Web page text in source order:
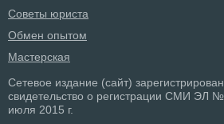
Советы юриста
Обмен опытом
Мастерская
Сетевое издание (сайт)
свидетельство о регистрации СМИ ЭЛ
июля 2015 г.